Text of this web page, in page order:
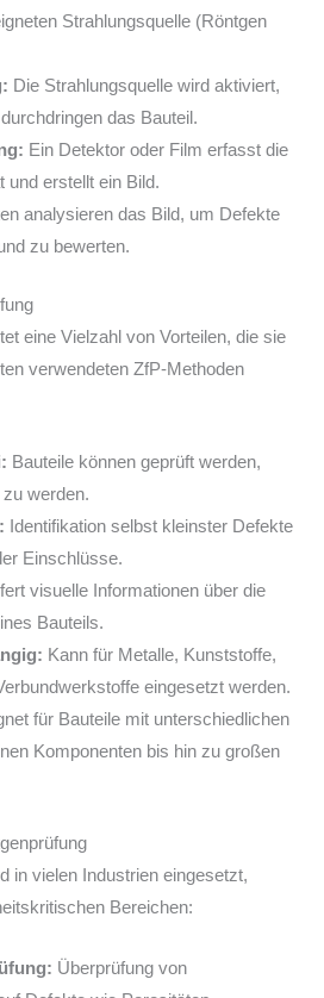
Strahlungsquelle (Röntgen
Die Strahlungsquelle wird aktiviert,
das Bauteil.
Ein Detektor oder Film erfasst die
und erstellt ein Bild.
analysieren das Bild, um Defekte
zu bewerten.
eine Vielzahl von Vorteilen, die sie
verwendeten ZfP-Methoden
Bauteile können geprüft werden,
werden.
Identifikation selbst kleinster Defekte
Einschlüsse.
visuelle Informationen über die
Bauteils.
Kann für Metalle, Kunststoffe,
eingesetzt werden.
für Bauteile mit unterschiedlichen
Komponenten bis hin zu großen
in vielen Industrien eingesetzt,
Bereichen:
Überprüfung von